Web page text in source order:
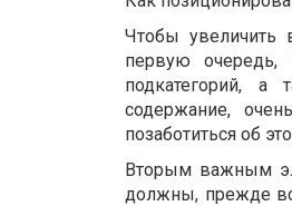
Чтобы увеличить
первую очередь,
подкатегорий, а
содержание,
позаботиться об
Вторым важным
должны, прежде